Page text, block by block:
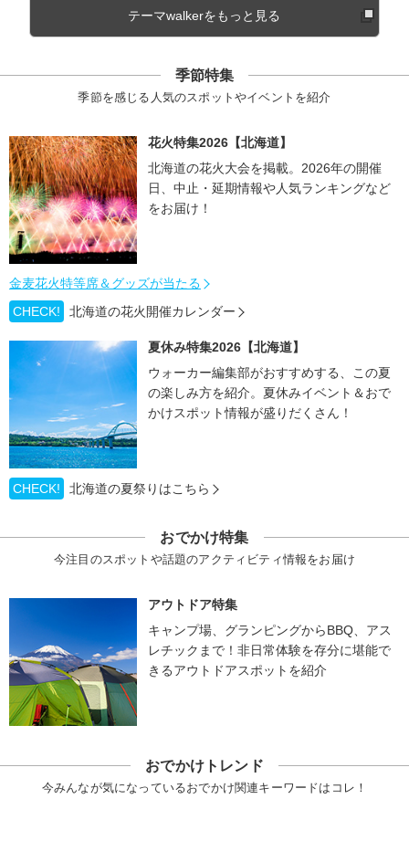
テーマwalkerをもっと見る
季節特集
季節を感じる人気のスポットやイベントを紹介
花火特集2026【北海道】
北海道の花火大会を掲載。2026年の開催
日、中止・延期情報や人気ランキングなど
をお届け！
金麦花火特等席＆グッズが当たる
CHECK!
北海道の花火開催カレンダー
夏休み特集2026【北海道】
ウォーカー編集部がおすすめする、この夏
の楽しみ方を紹介。夏休みイベント＆おで
かけスポット情報が盛りだくさん！
CHECK! 北海道の夏祭りはこちら
おでかけ特集
今注目のスポットや話題のアクティビティ情報をお届け
アウトドア特集
キャンプ場、グランピングからBBQ、アス
レチックまで！非日常体験を存分に堪能で
きるアウトドアスポットを紹介
おでかけトレンド
今みんなが気になっているおでかけ関連キーワードはコレ！